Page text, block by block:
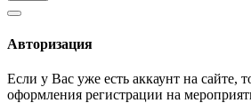
Авторизация
Если у Вас уже есть аккаунт на сайте,
оформления регистрации на